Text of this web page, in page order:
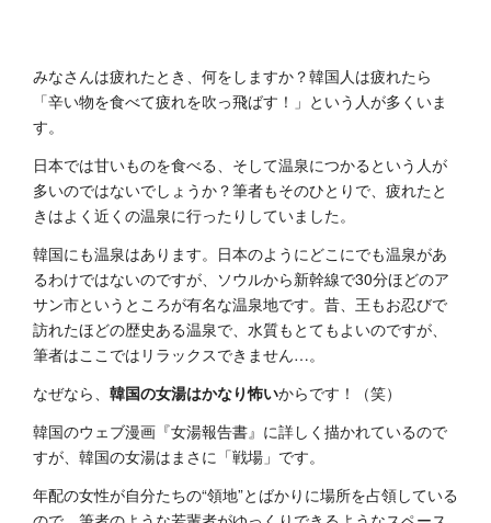
みなさんは疲れたとき、何をしますか？韓国人は疲れたら
「辛い物を食べて疲れを吹っ飛ばす！」という人が多くいま
す。
日本では甘いものを食べる、そして温泉につかるという人が
多いのではないでしょうか？筆者もそのひとりで、疲れたと
きはよく近くの温泉に行ったりしていました。
韓国にも温泉はあります。日本のようにどこにでも温泉があ
るわけではないのですが、ソウルから新幹線で30分ほどのア
サン市というところが有名な温泉地です。昔、王もお忍びで
訪れたほどの歴史ある温泉で、水質もとてもよいのですが、
筆者はここではリラックスできません…。
なぜなら、 韓国の女湯はかなり怖いからです！（笑）
韓国のウェブ漫画『女湯報告書』に詳しく描かれているので
すが、韓国の女湯はまさに「戦場」です。
年配の女性が自分たちの“領地”とばかりに場所を占領している